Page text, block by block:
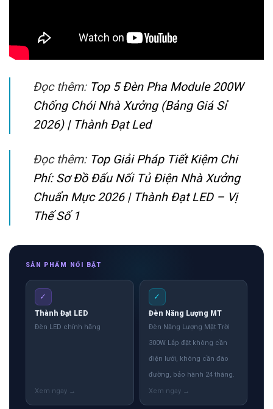
Đọc thêm: Top 5 Đèn Pha Module 200W
Chống Chói Nhà Xưởng (Bảng Giá Sỉ
2026) | Thành Đạt Led
Đọc thêm: Top Giải Pháp Tiết Kiệm Chi
Phí: Sơ Đồ Đấu Nối Tủ Điện Nhà Xưởng
Chuẩn Mực 2026 | Thành Đạt LED – Vị
Thế Số 1
SẢN PHẨM NỔI BẬT
✓
Thành Đạt LED
Đèn LED chính hãng
✓
Đèn Năng Lượng MT
Đèn Năng Lượng Mặt Trời
300W Lắp đặt không cần
điện lưới, không cần đào
đường, bảo hành 24 tháng.